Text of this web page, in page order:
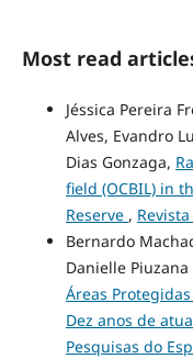
Most read
Jéssica Pereira
Alves, Evandro
Dias Gonzaga,
field (OCBIL) in
Reserve ,
Bernardo
Danielle
Áreas
Dez anos de
Pesquisas do